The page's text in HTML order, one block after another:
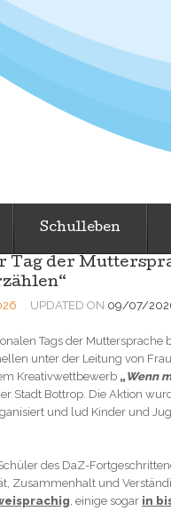
Schulleben
der
UPDATED ON 09/07/
Tags der
unter der Leitung von
Kreativwettbewerb „ Wenn
Stadt Bottrop. Die Aktion
und lud Kinder und
des DaZ-
Zusammenhalt und
, einige sogar in